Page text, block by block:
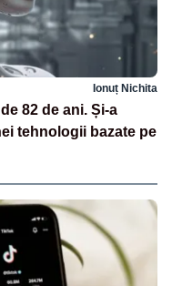
Ionuț Nichita
82 de ani. Și-a
tehnologii bazate pe